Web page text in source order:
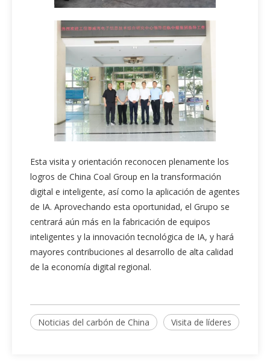
Esta visita y orientación reconocen plenamente los
logros de China Coal Group en la transformación
digital e inteligente, así como la aplicación de agentes
de IA. Aprovechando esta oportunidad, el Grupo se
centrará aún más en la fabricación de equipos
inteligentes y la innovación tecnológica de IA, y hará
mayores contribuciones al desarrollo de alta calidad
de la economía digital regional.
Noticias del carbón de China Visita de líderes